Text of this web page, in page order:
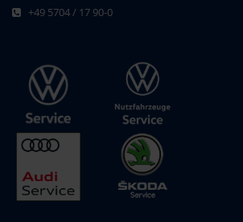
+49 5704 / 17 90-0